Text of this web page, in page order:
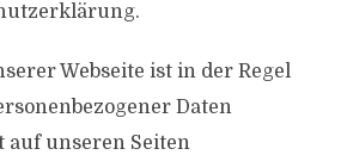
Webseite ist in der Regel
Daten
auf unseren Seiten